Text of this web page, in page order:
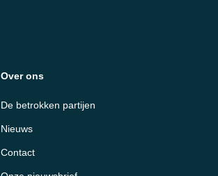
Over ons
De betrokken partijen
Nieuws
Contact